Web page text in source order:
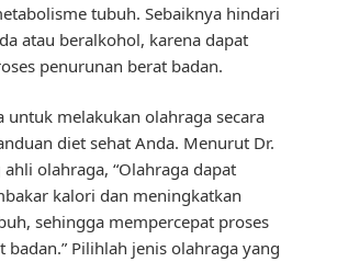
tubuh. Sebaiknya hindari
atau beralkohol, karena dapat
penurunan berat badan.
untuk melakukan olahraga secara
diet sehat Anda. Menurut Dr.
olahraga, “Olahraga dapat
kalori dan meningkatkan
sehingga mempercepat proses
badan.” Pilihlah jenis olahraga yang